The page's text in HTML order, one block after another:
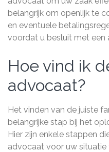
belangrijk om openlijk te
en eventuele
voordat u besluit met een
Hoe vind ik
advocaat?
Het vinden van de juiste
belangrijke stap bij het
Hier zijn enkele stappen
advocaat voor uw situatie